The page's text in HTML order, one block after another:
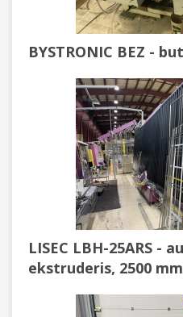
BYSTRONIC BEZ -
LISEC LBH-25ARS -
ekstruderis, 2500 mm